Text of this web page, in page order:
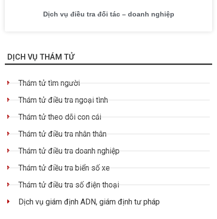
Dịch vụ điều tra đối tác – doanh nghiệp
DỊCH VỤ THÁM TỬ
Thám tử tìm người
Thám tử điều tra ngoại tình
Thám tử theo dõi con cái
Thám tử điều tra nhân thân
Thám tử điều tra doanh nghiệp
Thám tử điều tra biển số xe
Thám tử điều tra số điện thoại
Dịch vụ giám định ADN, giám định tư pháp